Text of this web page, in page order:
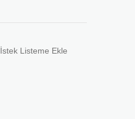
İstek Listeme Ekle